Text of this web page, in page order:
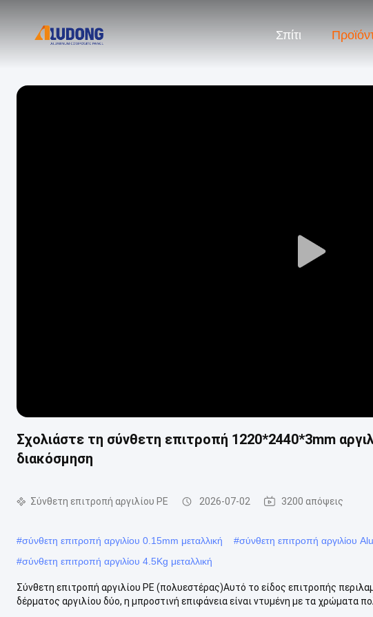
Σπίτι
Play
Σχολιάστε τη σύνθετη επιτροπή 1220*2440*3mm
διακόσμηση
Σύνθετη επιτροπή αργιλίου PE 2026-07-02 3200 απόψεις
#σύνθετη επιτροπή αργιλίου 0.15mm μεταλλική #σύνθετη επιτροπή αργιλίου
#σύνθετη επιτροπή αργιλίου 4.5Kg μεταλλική
Σύνθετη επιτροπή αργιλίου PE (πολυεστέρας)Αυτό το είδος επιτροπής
δέρματος αργιλίου δύο, η μπροστινή επιφάνεια είναι ντυμένη με τα χρώματα